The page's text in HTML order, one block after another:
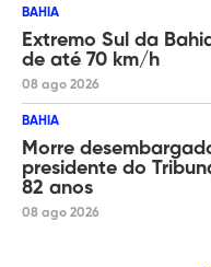
BAHIA
Extremo Sul da
de até 70 km/h
08 ago 2026
BAHIA
Morre
presidente do
82 anos
08 ago 2026